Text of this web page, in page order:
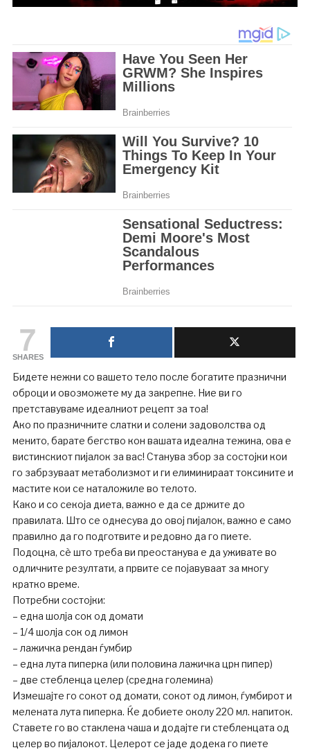
7
SHARES
Бидете нежни со вашето тело после богатите празнични
оброци и овозможете му да закрепне. Ние ви го
претставуваме идеалниот рецепт за тоа!
Ако по празничните слатки и солени задоволства од
менито, барате бегство кон вашата идеална тежина, ова е
вистинскиот пијалок за вас! Станува збор за состојки кои
го забрзуваат метаболизмот и ги елиминираат токсините и
мастите кои се наталожиле во телото.
Како и со секоја диета, важно е да се држите до
правилата. Што се однесува до овој пијалок, важно е само
правилно да го подготвите и редовно да го пиете.
Подоцна, сè што треба ви преостанува е да уживате во
одличните резултати, а првите се појавуваат за многу
кратко време.
Потребни состојки:
– една шолја сок од домати
– 1/4 шолја сок од лимон
– лажичка рендан ѓумбир
– една лута пиперка (или половина лажичка црн пипер)
– две стебленца целер (средна големина)
Измешајте го сокот од домати, сокот од лимон, ѓумбирот и
мелената лута пиперка. Ќе добиете околу 220 мл. напиток.
Ставете го во стаклена чаша и додајте ги стебленцата од
целер во пијалокот. Целерот се јаде додека го пиете